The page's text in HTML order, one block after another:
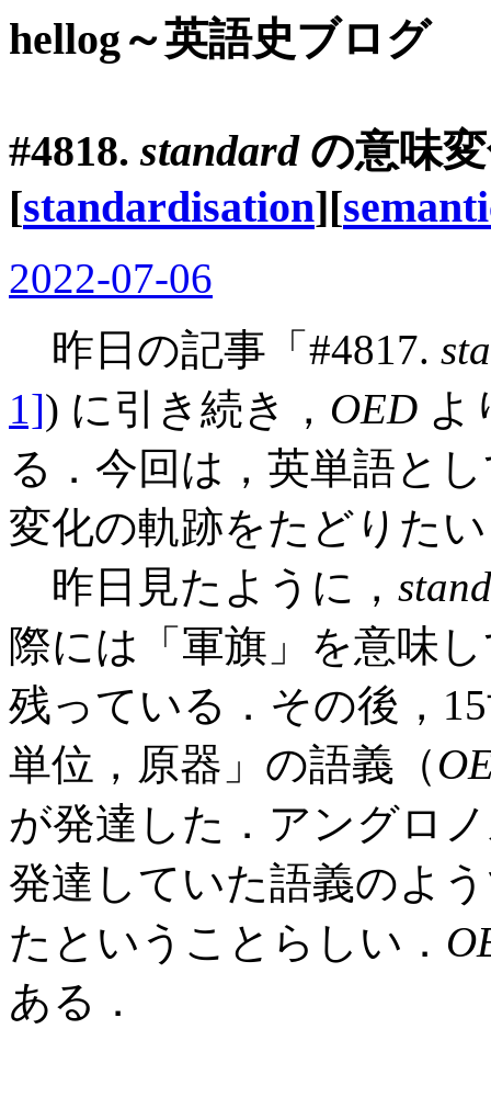
hellog～英語史ブログ
#4818.standardの意味
[standardisation][
2022-07-06
昨日の記事「#4817.
1]) に引き続き， OED よ
る．今回は，英単語と
変化の軌跡をたどりた
昨日見たように，
際には「軍旗」を意味
残っている．その後，
単位，原器」の語義（
が発達した．アングロ
発達していた語義のよ
たということらしい．
ある．